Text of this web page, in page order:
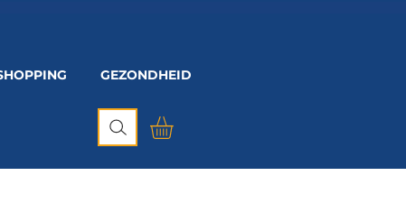
GEZONDHEID